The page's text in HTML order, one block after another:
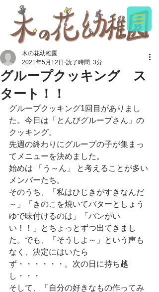
グループクッキング ス
タート！！
木の花幼稚園
2021年5月12日 読了時間: 3分
グループクッキング1回目がありまし
た。今日は「とんびグループさん」の
クッキング。
先週の終わりにグループの子が集まっ
てメニューを決めました。
始めは 「う～ん」 と考えることが多い
メンバーたち。
そのうち、「私はひじきがすきなんだ
～」「きのこを焼いてバターとしょう
ゆで味付けるのは」「パンがい
い！！」とちょっとずつ出てきまし
た。でも、「そうしよ～」という声も
なく、決定にはいたら
ず・・・・・・。次の日に持ち越
し・・・
そして、「自分の好きなもの作ってみ